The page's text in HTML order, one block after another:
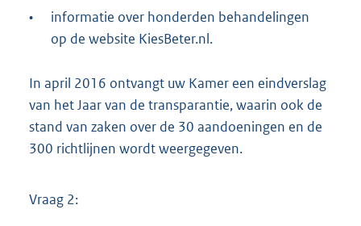
•
informatie over honderden behandelingen
op de website KiesBeter.nl.
In april 2016 ontvangt uw Kamer een eindverslag
van het Jaar van de transparantie, waarin ook de
stand van zaken over de 30 aandoeningen en de
300 richtlijnen wordt weergegeven.
Vraag 2: